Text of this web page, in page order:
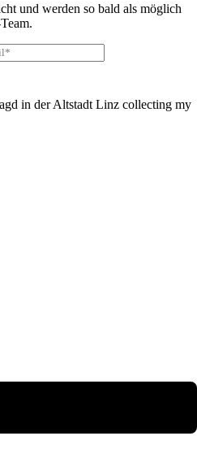
und werden so bald als möglich
in der Altstadt Linz collecting my